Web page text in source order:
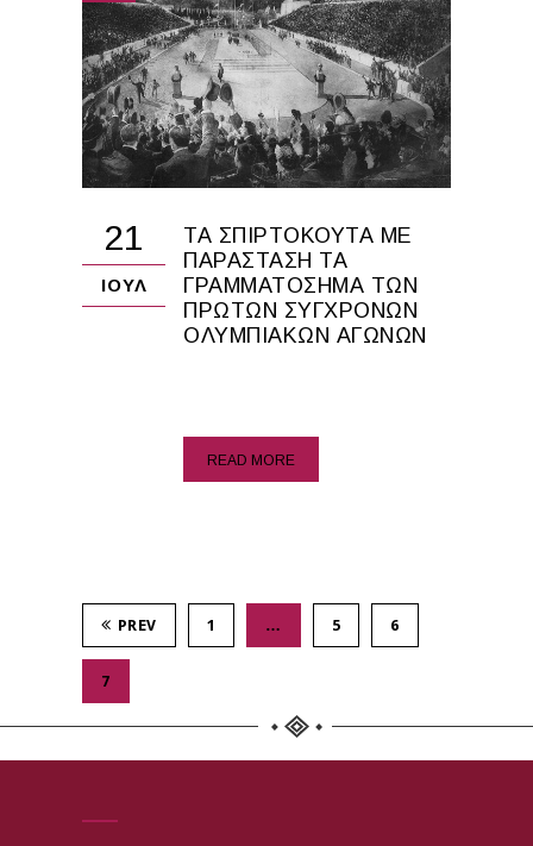
21
ΙΟΎΛ
ΤΑ ΣΠΙΡΤΌΚΟΥΤΑ ΜΕ
ΠΑΡΆΣΤΑΣΗ ΤΑ
ΓΡΑΜΜΑΤΌΣΗΜΑ ΤΩΝ
ΠΡΏΤΩΝ ΣΎΓΧΡΟΝΩΝ
ΟΛΥΜΠΙΑΚΏΝ ΑΓΏΝΩΝ
READ MORE
PREV 1 … 5 6
7